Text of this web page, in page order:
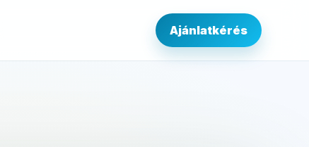
Ajánlatkérés